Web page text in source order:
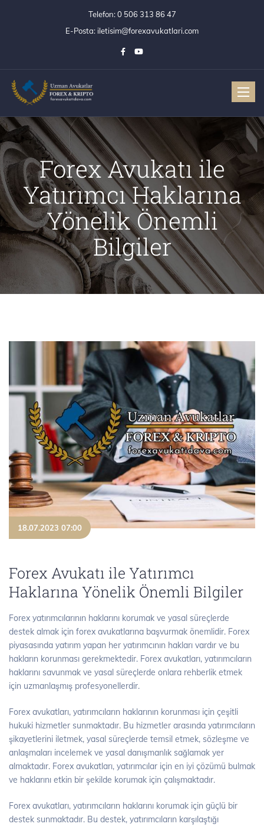
Telefon:0 506 313 86 47
E-Posta: iletisim@forexavukatlari.com
Forex Avukatı ile
Yatırımcı Haklarına
Yönelik Önemli
Bilgiler
18.07.2023 07:00
Forex Avukatı ile Yatırımcı
Haklarına Yönelik Önemli Bilgiler
Forex yatırımcılarının haklarını korumak ve yasal süreçlerde
destek almak için forex avukatlarına başvurmak önemlidir. Forex
piyasasında yatırım yapan her yatırımcının hakları vardır ve bu
hakların korunması gerekmektedir. Forex avukatları, yatırımcıların
haklarını savunmak ve yasal süreçlerde onlara rehberlik etmek
için uzmanlaşmış profesyonellerdir.
Forex avukatları, yatırımcıların haklarının korunması için çeşitli
hukuki hizmetler sunmaktadır. Bu hizmetler arasında yatırımcıların
şikayetlerini iletmek, yasal süreçlerde temsil etmek, sözleşme ve
anlaşmaları incelemek ve yasal danışmanlık sağlamak yer
almaktadır. Forex avukatları, yatırımcılar için en iyi çözümü bulmak
ve haklarını etkin bir şekilde korumak için çalışmaktadır.
Forex avukatları, yatırımcıların haklarını korumak için güçlü bir
destek sunmaktadır. Bu destek, yatırımcıların karşılaştığı